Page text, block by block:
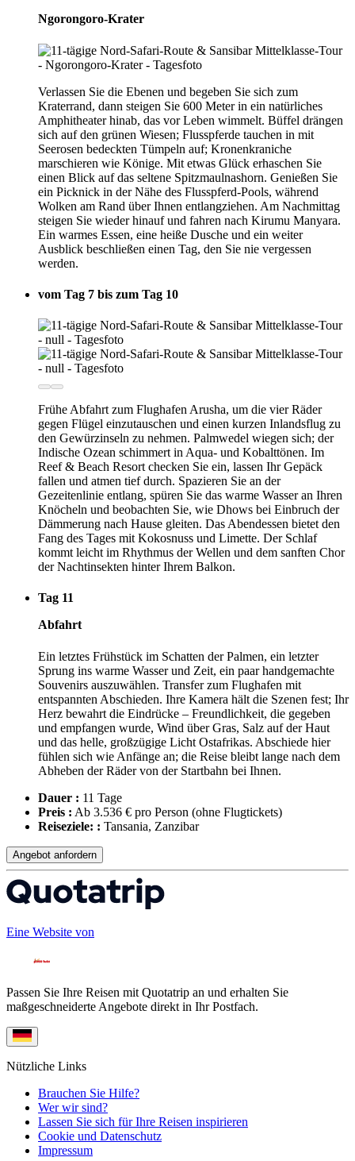
Ngorongoro-Krater
Verlassen Sie die Ebenen und begeben Sie sich zum
Kraterrand, dann steigen Sie 600 Meter in ein natürliches
Amphitheater hinab, das vor Leben wimmelt. Büffel drängen
sich auf den grünen Wiesen; Flusspferde tauchen in mit
Seerosen bedeckten Tümpeln auf; Kronenkraniche
marschieren wie Könige. Mit etwas Glück erhaschen Sie
einen Blick auf das seltene Spitzmaulnashorn. Genießen Sie
ein Picknick in der Nähe des Flusspferd-Pools, während
Wolken am Rand über Ihnen entlangziehen. Am Nachmittag
steigen Sie wieder hinauf und fahren nach Kirumu Manyara.
Ein warmes Essen, eine heiße Dusche und ein weiter
Ausblick beschließen einen Tag, den Sie nie vergessen
werden.
vom Tag 7 bis zum Tag 10
Frühe Abfahrt zum Flughafen Arusha, um die vier Räder
gegen Flügel einzutauschen und einen kurzen Inlandsflug zu
den Gewürzinseln zu nehmen. Palmwedel wiegen sich; der
Indische Ozean schimmert in Aqua- und Kobalttönen. Im
Reef & Beach Resort checken Sie ein, lassen Ihr Gepäck
fallen und atmen tief durch. Spazieren Sie an der
Gezeitenlinie entlang, spüren Sie das warme Wasser an Ihren
Knöcheln und beobachten Sie, wie Dhows bei Einbruch der
Dämmerung nach Hause gleiten. Das Abendessen bietet den
Fang des Tages mit Kokosnuss und Limette. Der Schlaf
kommt leicht im Rhythmus der Wellen und dem sanften Chor
der Nachtinsekten hinter Ihrem Balkon.
Tag 11
Abfahrt
Ein letztes Frühstück im Schatten der Palmen, ein letzter
Sprung ins warme Wasser und Zeit, ein paar handgemachte
Souvenirs auszuwählen. Transfer zum Flughafen mit
entspannten Abschieden. Ihre Kamera hält die Szenen fest; Ihr
Herz bewahrt die Eindrücke – Freundlichkeit, die gegeben
und empfangen wurde, Wind über Gras, Salz auf der Haut
und das helle, großzügige Licht Ostafrikas. Abschiede hier
fühlen sich wie Anfänge an; die Reise bleibt lange nach dem
Abheben der Räder von der Startbahn bei Ihnen.
Dauer : 11 Tage
Preis : Ab 3.536 € pro Person (ohne Flugtickets)
Reiseziele: : Tansania, Zanzibar
Angebot anfordern
Eine Website von
Passen Sie Ihre Reisen mit Quotatrip an und erhalten Sie
maßgeschneiderte Angebote direkt in Ihr Postfach.
Nützliche Links
Brauchen Sie Hilfe?
Wer wir sind?
Lassen Sie sich für Ihre Reisen inspirieren
Cookie und Datenschutz
Impressum